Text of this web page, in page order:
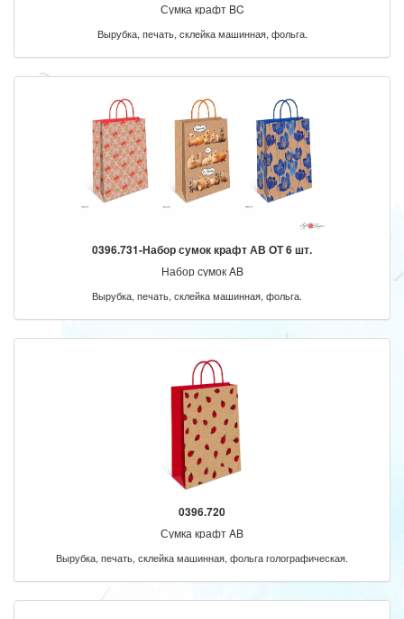
Сумка крафт BC
Вырубка, печать, склейка машинная, фольга.
0396.731-Набор сумок крафт АВ ОТ 6 шт.
Набор сумок AB
Вырубка, печать, склейка машинная, фольга.
0396.720
Сумка крафт AB
Вырубка, печать, склейка машинная, фольга голографическая.